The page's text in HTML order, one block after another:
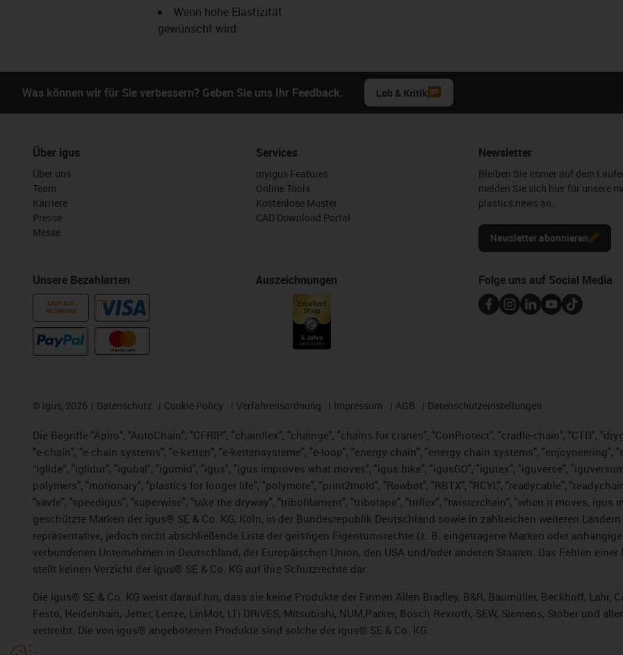
Wenn hohe Elastizität
gewünscht wird
Was können wir für Sie verbessern? Geben Sie uns Ihr Feedback. Lob & Kritik
Über igus
Über uns
Team
Karriere
Presse
Messe
Unsere Bezahlarten
KAUF AUF
RECHNUNG
Services
myigus Features
Online Tools
Kostenlose Muster
CAD Download Portal
Auszeichnungen
Newsletter
Bleiben Sie immer auf dem
melden Sie sich hier für unsere
plastics news an.
Newsletter abonnieren
Folge uns auf Social Media
© igus, 2026 Datenschutz Cookie Policy Verfahrensordnung Impressum AGB Datenschutzeinstellungen
Die Begriffe "Apiro", "AutoChain", "CFRIP", "chainflex", "chainge", "chains for cranes", "ConProtect", "cradle-chain", "CTD",
"e-chain", "e-chain systems", "e-ketten", "e-kettensysteme", "e-loop", "energy chain", "energy chain systems", "enjoyneering",
“iglide”, "iglidur", "igubal", "igumid", "igus", "igus improves what moves", "igus:bike", "igusGO", "igutex", "iguverse",
polymers", "motionary", "plastics for longer life", "polymore", "print2mold", "Rawbot", "RBTX", "RCYL", "readycable",
"savfe", "speedigus", "superwise", "take the dryway", "tribofilament", "tribotape", "triflex", "twisterchain", "when it moves,
geschützte Marken der igus® SE & Co. KG, Köln, in der Bundesrepublik Deutschland sowie in zahlreichen weiteren
repräsentative, jedoch nicht abschließende Liste der geistigen Eigentumsrechte (z. B. eingetragene Marken oder
verbundenen Unternehmen in Deutschland, der Europäischen Union, den USA und/oder anderen Staaten. Das Fehlen
stellt keinen Verzicht der igus® SE & Co. KG auf ihre Schutzrechte dar.
Die igus® SE & Co. KG weist darauf hin, dass sie keine Produkte der Firmen Allen Bradley, B&R, Baumüller, Beckhoff, Lahr,
Festo, Heidenhain, Jetter, Lenze, LinMot, LTi DRiVES, Mitsubishi, NUM,Parker, Bosch Rexroth, SEW, Siemens, Stöber und
vertreibt. Die von igus® angebotenen Produkte sind solche der igus® SE & Co. KG.